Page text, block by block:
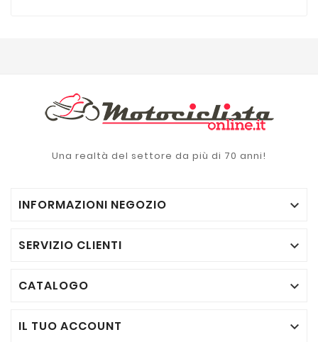
Una realtà del settore da più di 70 anni!
INFORMAZIONI NEGOZIO 
SERVIZIO CLIENTI 
CATALOGO 
IL TUO ACCOUNT 